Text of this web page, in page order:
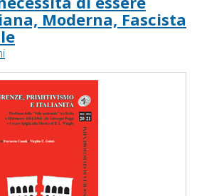
Moderna, Fascista